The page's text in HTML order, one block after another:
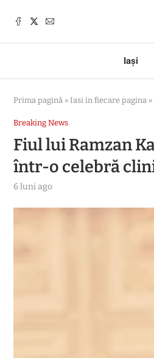
Iași
Prima pagină » Iasi in fiecare pagina »
Breaking News
Fiul lui Ramzan
într-o celebră
6 luni ago